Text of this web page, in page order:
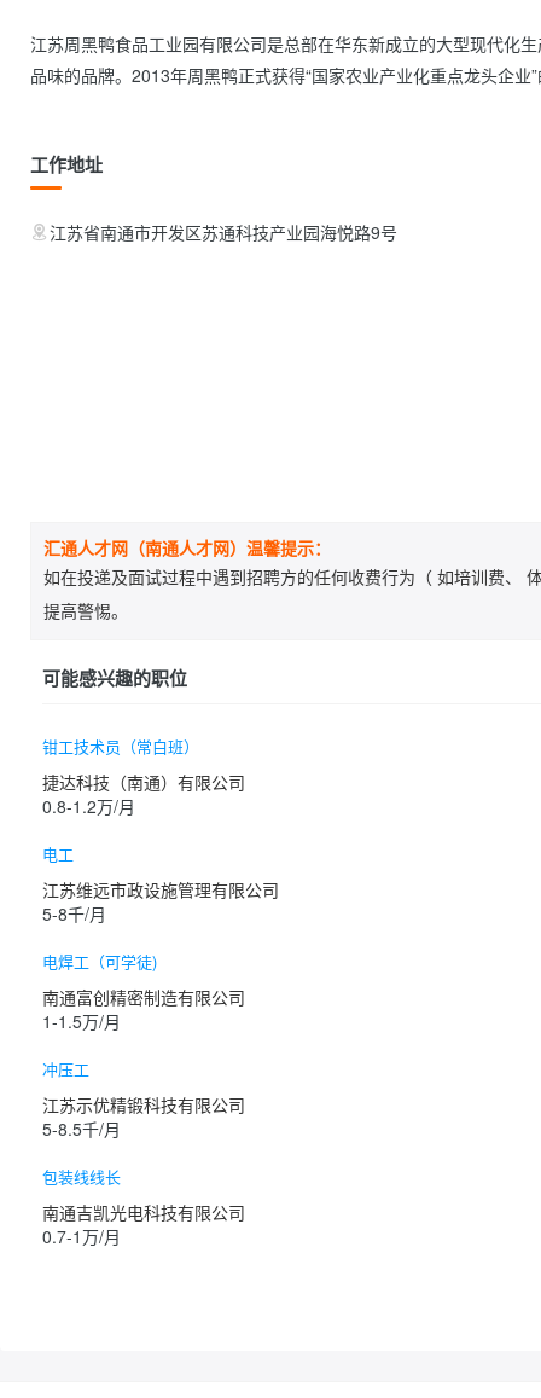
江苏周黑鸭食品工业园有限公司是总部在华东新成立的大型现代化
品味的品牌。2013年周黑鸭正式获得“国家农业产业化重点龙
工作地址
江苏省南通市开发区苏通科技产业园海悦路9号
汇通人才网（南通人才网）温馨提示：
如在投递及面试过程中遇到招聘方的任何收费行为（ 如培训费、
提高警惕。
可能感兴趣的职位
钳工技术员（常白班）
捷达科技（南通）有限公司
0.8-1.2万/月
电工
江苏维远市政设施管理有限公司
5-8千/月
电焊工（可学徒)
南通富创精密制造有限公司
1-1.5万/月
冲压工
江苏示优精锻科技有限公司
5-8.5千/月
包装线线长
南通吉凯光电科技有限公司
0.7-1万/月